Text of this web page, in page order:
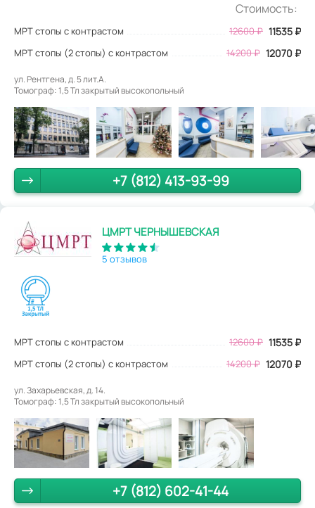
Стоимость:
МРТ стопы с контрастом 12600₽ 11535 ₽
МРТ стопы (2 стопы) с контрастом 14200 ₽ 12070 ₽
ул. Рентгена, д. 5 лит.А.
Томограф: 1,5 Тл закрытый высокопольный
+7 (812) 413-93-99
ЦМРТ ЧЕРНЫШЕВСКАЯ
5 отзывов
МРТ стопы с контрастом 12600₽ 11535 ₽
МРТ стопы (2 стопы) с контрастом 14200 ₽ 12070 ₽
ул. Захарьевская, д. 14.
Томограф: 1,5 Тл закрытый высокопольный
+7 (812) 602-41-44